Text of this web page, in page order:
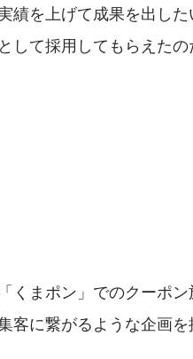
績を上げて成果を出した
して採用してもらえたの
くまポン」でのクーポ
客に繋がるような企画を